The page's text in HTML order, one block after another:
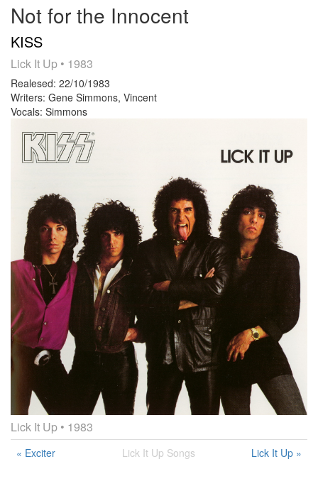
Not for the Innocent
KISS
Lick It Up • 1983
Realesed: 22/10/1983
Writers: Gene Simmons, Vincent
Vocals: Simmons
Lick It Up • 1983
« Exciter Lick It Up Songs Lick It Up »